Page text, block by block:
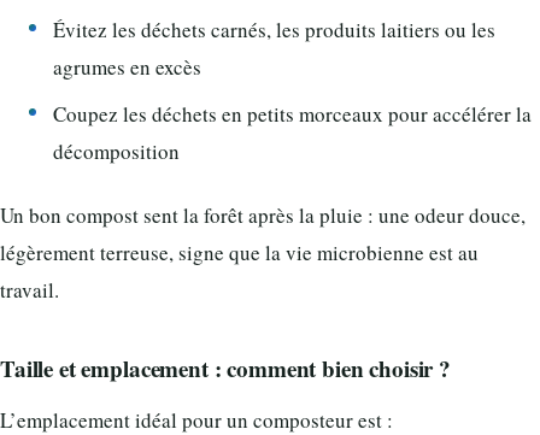
Évitez les déchets carnés, les produits laitiers ou les
agrumes en excès
Coupez les déchets en petits morceaux pour accélérer la
décomposition
Un bon compost sent la forêt après la pluie : une odeur douce,
légèrement terreuse, signe que la vie microbienne est au
travail.
Taille et emplacement : comment bien choisir ?
L’emplacement idéal pour un composteur est :